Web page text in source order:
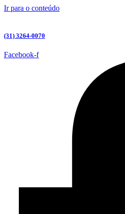
Ir para o conteúdo
(31) 3264-0070
Facebook-f